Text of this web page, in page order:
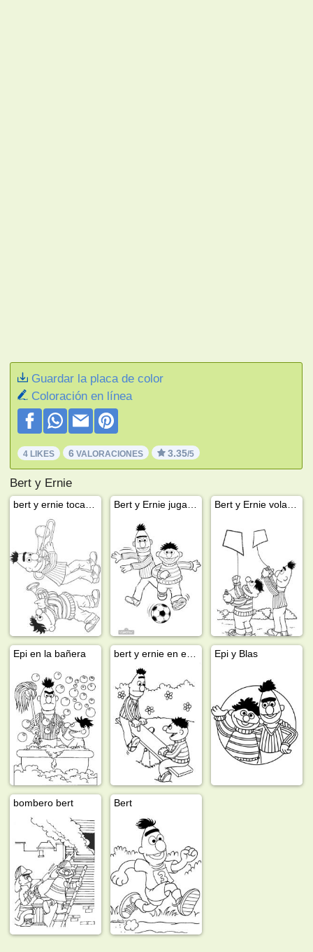
Guardar la placa de color
Coloración en línea
4 LIKES 6 VALORACIONES 3.35/5
Bert y Ernie
Epi en la bañera Epi y Blas
bombero bert Bert